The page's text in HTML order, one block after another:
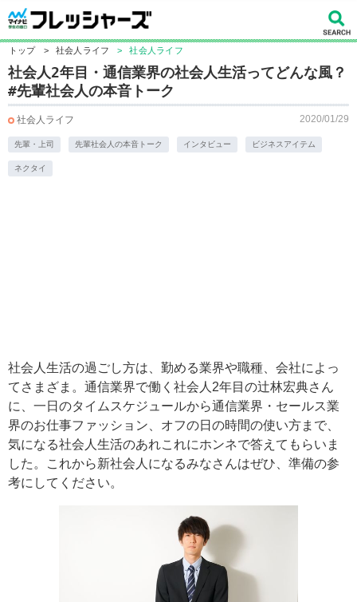
トップ > 社会人ライフ > 社会人ライフ
社会人2年目・通信業界の社会人生活ってどんな風？
#先輩社会人の本音トーク
社会人ライフ 2020/01/29
先輩・上司 先輩社会人の本音トーク インタビュー ビジネスアイテム
ネクタイ
社会人生活の過ごし方は、勤める業界や職種、会社によっ
てさまざま。通信業界で働く社会人2年目の辻林宏典さん
に、一日のタイムスケジュールから通信業界・セールス業
界のお仕事ファッション、オフの日の時間の使い方まで、
気になる社会人生活のあれこれにホンネで答えてもらいま
した。これから新社会人になるみなさんはぜひ、準備の参
考にしてください。